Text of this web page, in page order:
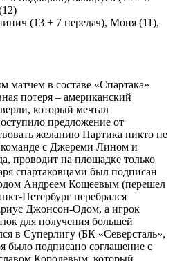
(13 + 7 передач), Моня (11),
матчем в составе «Спартака»
потеря – американский
который мечтал
предложение от
желанию Партика никто не
команде с Джереми Лином и
проводит на площадке только
спартаковцами был подписан
Андреем Кощеевым (перешел
Петербург перебрался
Джонсон-Одом, а игрок
для получения большей
в Суперлигу (БК «Северсталь»,
было подписано соглашение с
Королевым, который